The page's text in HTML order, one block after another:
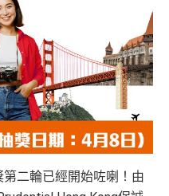
二輪已經開始咗喇！由